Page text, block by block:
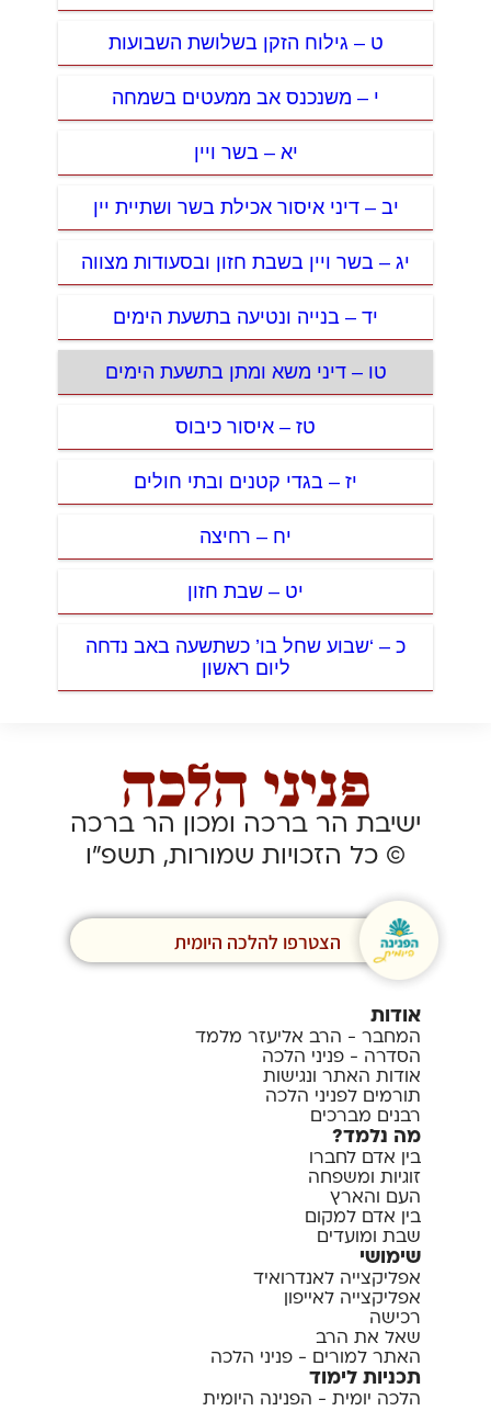
ט – גילוח הזקן בשלושת השבועות
י – משנכנס אב ממעטים בשמחה
יא – בשר ויין
יב – דיני איסור אכילת בשר ושתיית יין
יג – בשר ויין בשבת חזון ובסעודות מצווה
יד – בנייה ונטיעה בתשעת הימים
טו – דיני משא ומתן בתשעת הימים
טז – איסור כיבוס
יז – בגדי קטנים ובתי חולים
יח – רחיצה
יט – שבת חזון
כ – ‘שבוע שחל בו’ כשתשעה באב נדחה
ליום ראשון
ישיבת הר ברכה ומכון הר ברכה
© כל הזכויות שמורות, תשפ”ו
הצטרפו להלכה היומית
אודות
המחבר - הרב אליעזר מלמד
הסדרה - פניני הלכה
אודות האתר ונגישות
תורמים לפניני הלכה
רבנים מברכים
מה נלמד?
בין אדם לחברו
זוגיות ומשפחה
העם והארץ
בין אדם למקום
שבת ומועדים
שימושי
אפליקצייה לאנדרואיד
אפליקצייה לאייפון
רכישה
שאל את הרב
האתר למורים - פניני הלכה
תכניות לימוד
הלכה יומית - הפנינה היומית